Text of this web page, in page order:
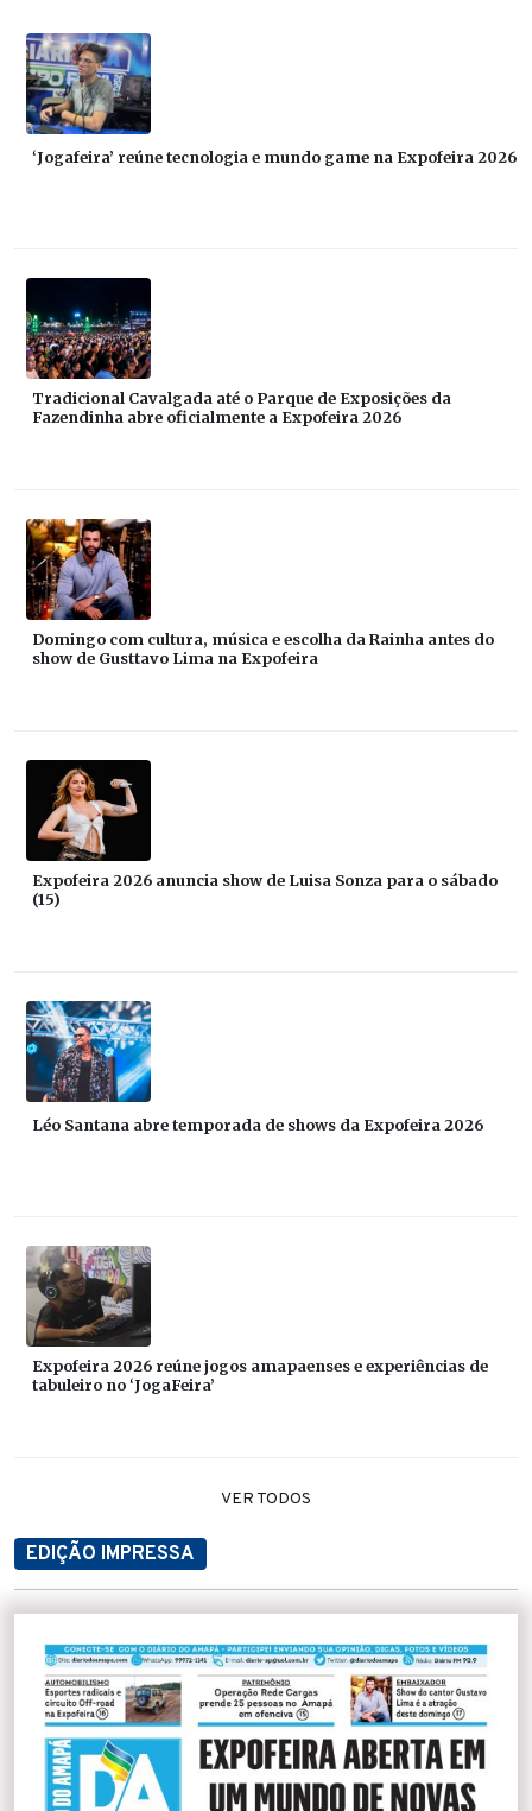
‘Jogafeira’ reúne tecnologia e mundo game na Expofeira 2026
Tradicional Cavalgada até o Parque de Exposições da
Fazendinha abre oficialmente a Expofeira 2026
Domingo com cultura, música e escolha da Rainha antes do
show de Gusttavo Lima na Expofeira
Expofeira 2026 anuncia show de Luisa Sonza para o sábado
(15)
Léo Santana abre temporada de shows da Expofeira 2026
Expofeira 2026 reúne jogos amapaenses e experiências de
tabuleiro no ‘JogaFeira’
VER TODOS
EDIÇÃO IMPRESSA